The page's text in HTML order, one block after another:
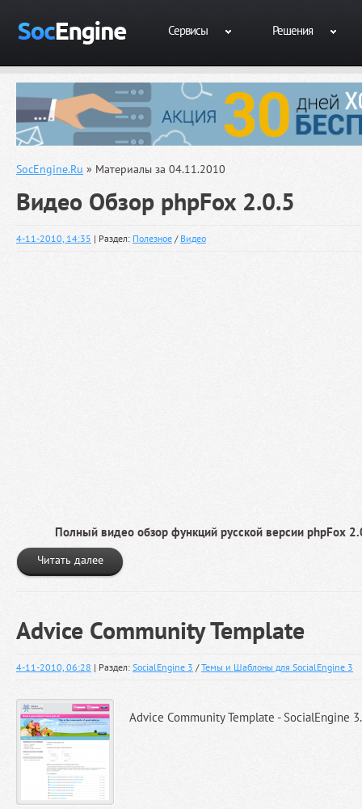
Сервисы Решения
SocEngine.Ru » Материалы за 04.11.2010
Видео Обзор phpFox 2.0.5
4-11-2010, 14:35 | Раздел: Полезное / Видео
Полный видео обзор функций русской версии phpFox
Читать далее
Advice Community Template
4-11-2010, 06:28 | Раздел: SocialEngine 3 /Темы и Шаблоны для SocialEngine 3
Advice Community Template - SocialEngine